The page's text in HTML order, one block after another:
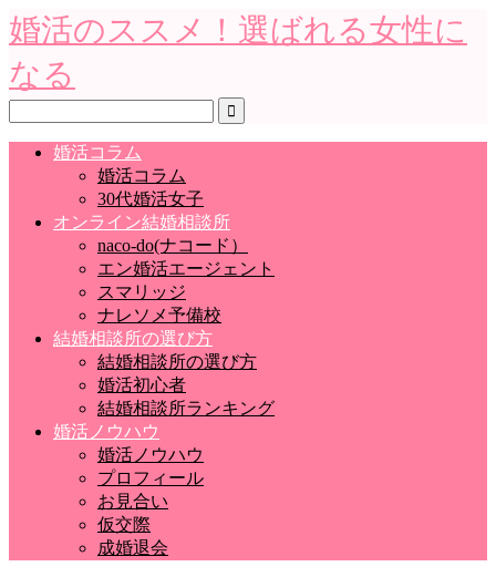
婚活のススメ！選ばれる女性に
なる
婚活コラム
婚活コラム
30代婚活女子
オンライン結婚相談所
naco-do(ナコード）
エン婚活エージェント
スマリッジ
ナレソメ予備校
結婚相談所の選び方
結婚相談所の選び方
婚活初心者
結婚相談所ランキング
婚活ノウハウ
婚活ノウハウ
プロフィール
お見合い
仮交際
成婚退会